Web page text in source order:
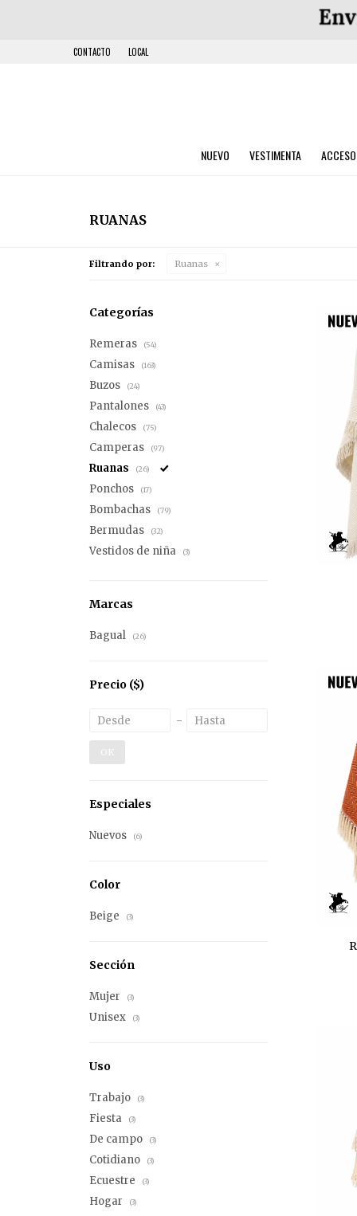
NUEVO VESTIMENTA
CONTACTO LOCAL
RUANAS
Filtrando por: Ruanas
Categorías
Remeras (54)
Camisas (163)
Buzos (24)
Pantalones (43)
Chalecos (75)
Camperas (97)
Ruanas (26)
Ponchos (17)
Bombachas (79)
Bermudas (32)
Vestidos de niña (3)
Marcas
Bagual (26)
Precio ($)
OK
Especiales
Nuevos (6)
Color
Beige (3)
Sección
Mujer (3)
Unisex (3)
Uso
Trabajo (3)
Fiesta (3)
De campo (3)
Cotidiano (3)
Ecuestre (3)
Hogar (3)